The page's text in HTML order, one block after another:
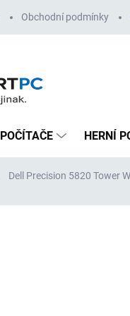
Obchodní podmínky
POČÍTAČE HERNÍ
Dell Precision 5820 Tower